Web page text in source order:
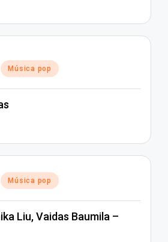
Música pop
Música pop
Liu, Vaidas Baumila –